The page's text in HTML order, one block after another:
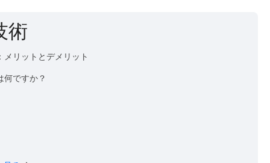
術
リットとデメリット
何ですか？